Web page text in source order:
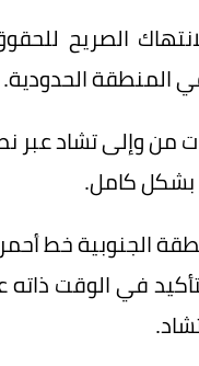
الصريح
المنطقة الحدودية.
من وإلى تشاد عبر
بشكل كامل.
الجنوبية خط
في الوقت